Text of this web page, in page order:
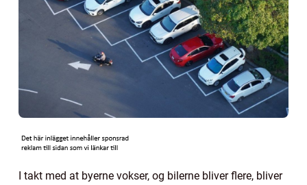
I takt med at byerne vokser, og bilerne bliver flere, bliver